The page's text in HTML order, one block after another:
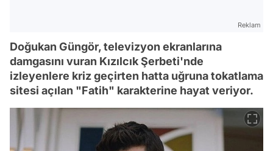
Reklam
Doğukan Güngör, televizyon ekranlarına
damgasını vuran Kızılcık Şerbeti'nde
izleyenlere kriz geçirten hatta uğruna tokatlama
sitesi açılan "Fatih" karakterine hayat veriyor.